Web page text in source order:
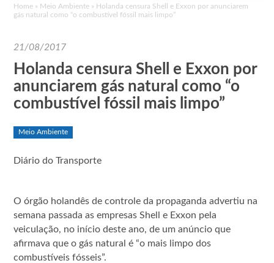
Home » Meio Ambiente » Holanda censura Shell e Exxon por anunciarem
gás natural como “o combustível fóssil mais limpo”
21/08/2017
Holanda censura Shell e Exxon por
anunciarem gás natural como “o
combustível fóssil mais limpo”
Meio Ambiente
Diário do Transporte
O órgão holandês de controle da propaganda advertiu na
semana passada as empresas Shell e Exxon pela
veiculação, no início deste ano, de um anúncio que
afirmava que o gás natural é “o mais limpo dos
combustíveis fósseis”.